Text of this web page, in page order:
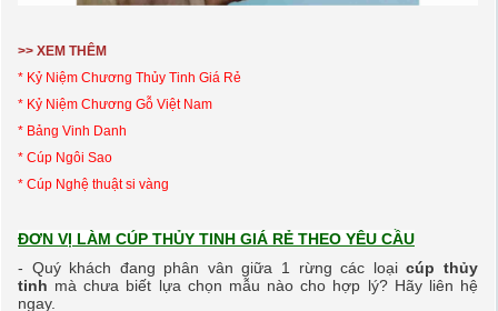
>> XEM THÊM
* Kỷ Niệm Chương Thủy Tinh Giá Rẻ
* Kỷ Niệm Chương Gỗ Việt Nam
* Bảng Vinh Danh
* Cúp Ngôi Sao
* Cúp Nghệ thuật si vàng
ĐƠN VỊ LÀM CÚP THỦY TINH GIÁ RẺ THEO YÊU CẦU
- Quý khách đang phân vân giữa 1 rừng các loạicúp thủy
tinh mà chưa biết lựa chọn mẫu nào cho hợp lý? Hãy liên hệ
ngay.